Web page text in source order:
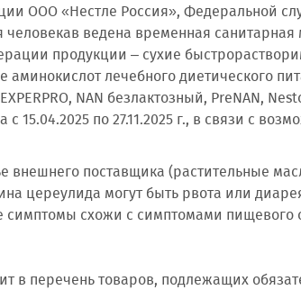
ООО «Нестле Россия», Федеральной
человекав ведена временная
продукции – сухие
лечебного диетического
EXPERPRO, NAN безлактозный, PreNAN,
15.04.2025 по 27.11.2025 г., в связи с
внешнего поставщика (растительные
цереулида могут быть рвота или
симптомы схожи с симптомами
в перечень товаров, подлежащих